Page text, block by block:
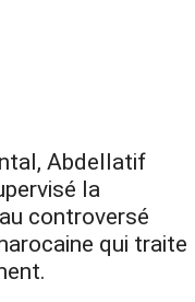
Abdellatif
la
controversé
qui traite